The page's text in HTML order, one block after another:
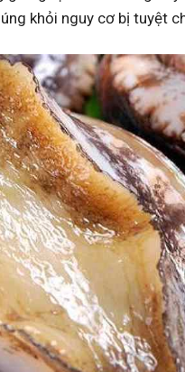
khỏi nguy cơ bị tuyệt